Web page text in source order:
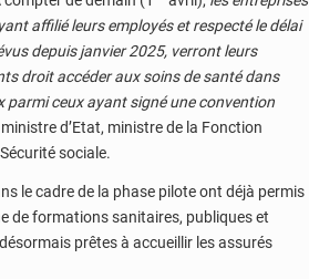
affilié leurs employés et respecté le délai
depuis janvier 2025, verront leurs
droit accéder aux soins de santé dans
parmi ceux ayant signé une convention
ministre d’Etat, ministre de la Fonction
sociale.
le cadre de la phase pilote ont déjà permis
de formations sanitaires, publiques et
prêtes à accueillir les assurés